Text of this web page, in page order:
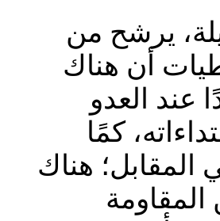
يرشح من
أن هناك
عند العدو
كمًا
المقابل؛ هناك